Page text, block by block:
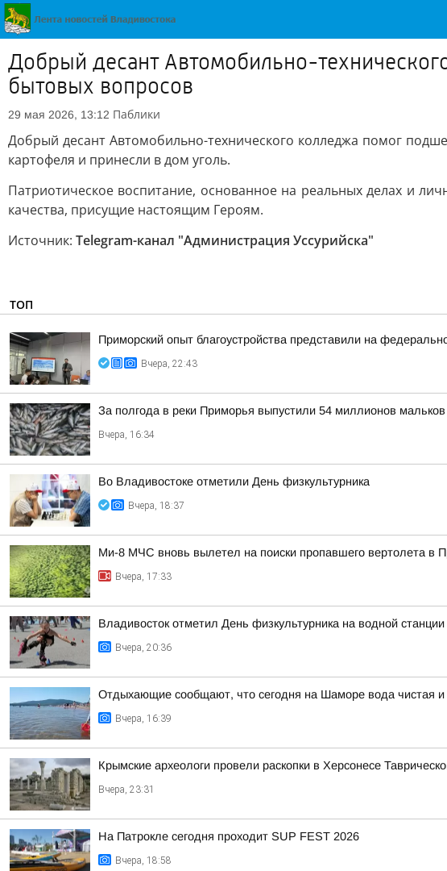
Добрый десант Автомобильно-
бытовых вопросов
29 мая 2026, 13:12 Паблики
Добрый десант Автомобильно-технического колледжа помог
картофеля и принесли в дом уголь.
Патриотическое воспитание, основанное на реальных делах и
качества, присущие настоящим Героям.
Источник: Telegram-канал "Администрация Уссурийска"
ТОП
Приморский опыт благоустройства представили на
Вчера, 22:43
За полгода в реки Приморья выпустили 54 миллионов мальков
Вчера, 16:34
Во Владивостоке отметили День физкультурника
Вчера, 18:37
Ми-8 МЧС вновь вылетел на поиски пропавшего вертолета в
Вчера, 17:33
Владивосток отметил День физкультурника на водной
Вчера, 20:36
Отдыхающие сообщают, что сегодня на Шаморе вода чистая и
Вчера, 16:39
Крымские археологи провели раскопки в Херсонесе
Вчера, 23:31
На Патрокле сегодня проходит SUP FEST 2026
Вчера, 18:58